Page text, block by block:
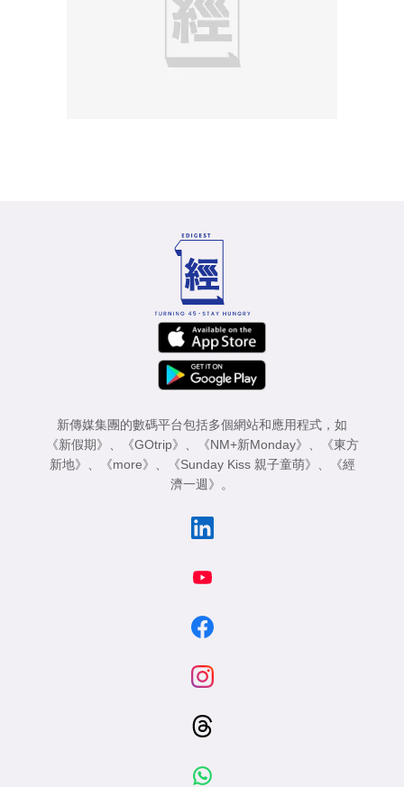
新傳媒集團的數碼平台包括多個網站和應用程式，如
《新假期》
《GOtrip》 《NM+新Monday》
《東方
新地》
《more》 《Sunday Kiss 親子童萌》
《經
濟一週》
。